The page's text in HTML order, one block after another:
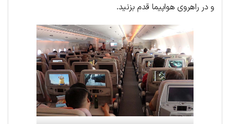
و در راهروی هواپیما قدم بزنید.